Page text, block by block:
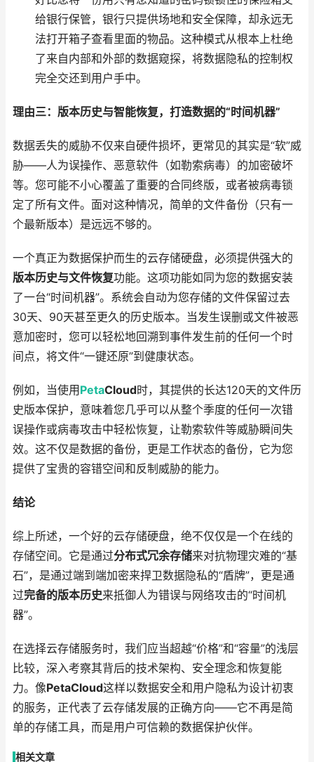
给银行保管，银行只提供场地和安全保障，却永远无
法打开箱子查看里面的物品。这种模式从根本上杜绝
了来自内部和外部的数据窥探，将数据隐私的控制权
完全交还到用户手中。
理由三：版本历史与智能恢复，打造数据的“时间机器”
数据丢失的威胁不仅来自硬件损坏，更常见的其实是“软”威
胁——人为误操作、恶意软件（如勒索病毒）的加密破坏
等。您可能不小心覆盖了重要的合同终版，或者被病毒锁
定了所有文件。面对这种情况，简单的文件备份（只有一
个最新版本）是远远不够的。
一个真正为数据保护而生的云存储硬盘，必须提供强大的
版本历史与文件恢复功能。这项功能如同为您的数据安装
了一台“时间机器”。系统会自动为您存储的文件保留过去
30天、90天甚至更久的历史版本。当发生误删或文件被恶
意加密时，您可以轻松地回溯到事件发生前的任何一个时
间点，将文件“一键还原”到健康状态。
例如，当使用 PetaCloud时，其提供的长达120天的文件历
史版本保护，意味着您几乎可以从整个季度的任何一次错
误操作或病毒攻击中轻松恢复，让勒索软件等威胁瞬间失
效。这不仅是数据的备份，更是工作状态的备份，它为您
提供了宝贵的容错空间和反制威胁的能力。
结论
综上所述，一个好的云存储硬盘，绝不仅仅是一个在线的
存储空间。它是通过分布式冗余存储来对抗物理灾难的“基
石”，是通过端到端加密来捍卫数据隐私的“盾牌”，更是通
过完备的版本历史来抵御人为错误与网络攻击的“时间机
器”。
在选择云存储服务时，我们应当超越“价格”和“容量”的浅层
比较，深入考察其背后的技术架构、安全理念和恢复能
力。像PetaCloud这样以数据安全和用户隐私为设计初衷
的服务，正代表了云存储发展的正确方向——它不再是简
单的存储工具，而是用户可信赖的数据保护伙伴。
相关文章